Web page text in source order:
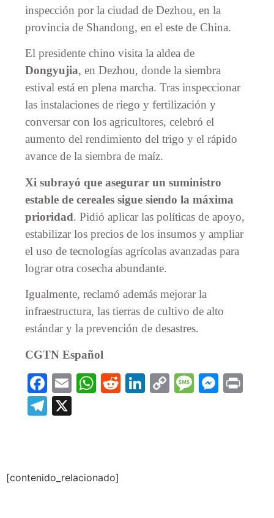
inspección por la ciudad de Dezhou, en la
provincia de Shandong, en el este de China.
El presidente chino visita la aldea de
Dongyujia, en Dezhou, donde la siembra
estival está en plena marcha. Tras inspeccionar
las instalaciones de riego y fertilización y
conversar con los agricultores, celebró el
aumento del rendimiento del trigo y el rápido
avance de la siembra de maíz.
Xi subrayó que asegurar un suministro
estable de cereales sigue siendo la máxima
prioridad. Pidió aplicar las políticas de apoyo,
estabilizar los precios de los insumos y ampliar
el uso de tecnologías agrícolas avanzadas para
lograr otra cosecha abundante.
Igualmente, reclamó además mejorar la
infraestructura, las tierras de cultivo de alto
estándar y la prevención de desastres.
CGTN Español
Facebook
EmailWhatsApp
RedditLinkedIn
CopyMessage
Telegram
[contenido_relacionado]